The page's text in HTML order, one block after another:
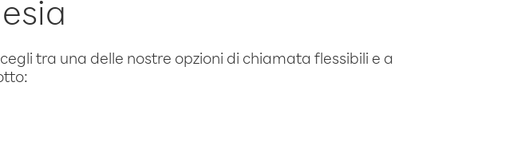
tra una delle nostre opzioni di chiamata flessibili e a